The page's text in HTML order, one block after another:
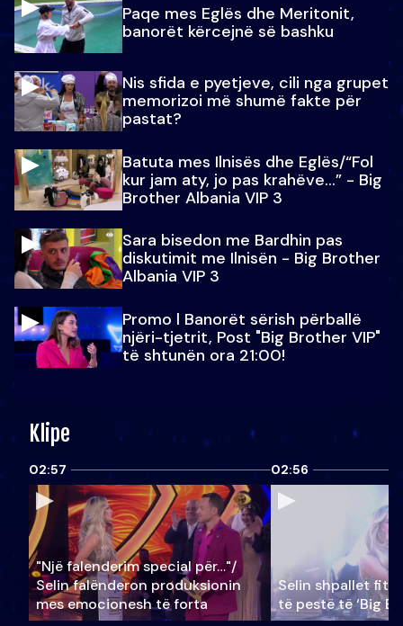
Paqe mes Eglës dhe Meritonit,
banorët kërcejnë së bashku
Nis sfida e pyetjeve, cili nga grupet
memorizoi më shumë fakte për
pastat?
Batuta mes Ilnisës dhe Eglës/“Fol
kur jam aty, jo pas krahëve…” - Big
Brother Albania VIP 3
Sara bisedon me Bardhin pas
diskutimit me Ilnisën - Big Brother
Albania VIP 3
Promo l Banorët sërish përballë
njëri-tjetrit, Post "Big Brother VIP"
të shtunën ora 21:00!
Klipe
02:57
"Një falenderim special për…"/
Selin falënderon produksionin
mes emocionesh të forta
02:56
Selin shpallet
të pestë të ‘Big